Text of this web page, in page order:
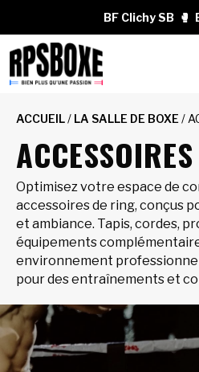
BF Clichy SB 🥊
ACCUEIL/ LA SALLE DE BOXE /
Optimisez votre espace de
accessoires de ring, conçus
et ambiance. Tapis, cordes,
équipements
environnement
pour des entraînements et